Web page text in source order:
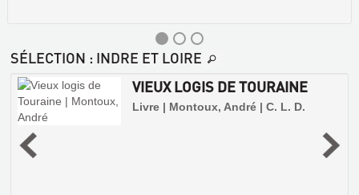
SÉLECTION : INDRE ET LOIRE
VIEUX LOGIS DE TOURAINE
Livre | Montoux, André | C. L. D.